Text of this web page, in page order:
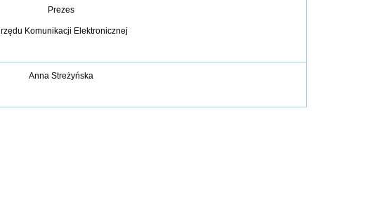
Prezes
Komunikacji Elektronicznej
Anna Streżyńska